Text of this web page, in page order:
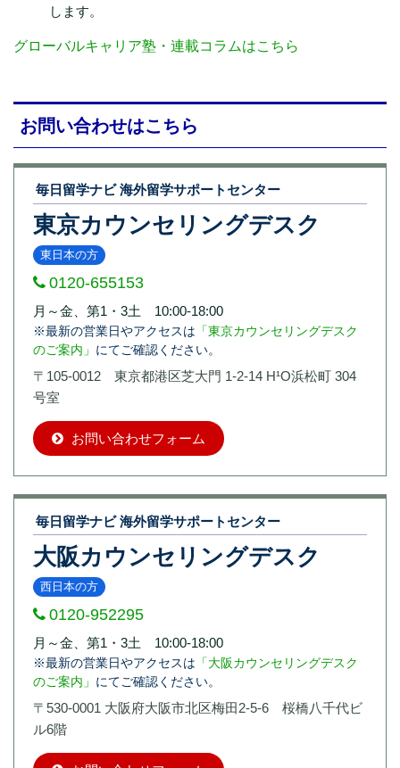
します。
グローバルキャリア塾・連載コラムはこちら
お問い合わせはこちら
毎日留学ナビ 海外留学サポートセンター
東京カウンセリングデスク
東日本の方
0120-655153
月～金、第1・3土 10:00-18:00
※最新の営業日やアクセスは 「東京カウンセリングデスク
のご案内」 にてご確認ください。
〒105-0012 東京都港区芝大門 1-2-14 H¹O浜松町 304
号室
お問い合わせフォーム
毎日留学ナビ 海外留学サポートセンター
大阪カウンセリングデスク
西日本の方
0120-952295
月～金、第1・3土 10:00-18:00
※最新の営業日やアクセスは 「大阪カウンセリングデスク
のご案内」 にてご確認ください。
〒530-0001 大阪府大阪市北区梅田2-5-6 桜橋八千代ビ
ル6階